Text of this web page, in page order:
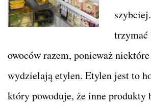
owoców razem, ponieważ
wydzielają etylen. Etylen jest to
który powoduje, że inne produkty